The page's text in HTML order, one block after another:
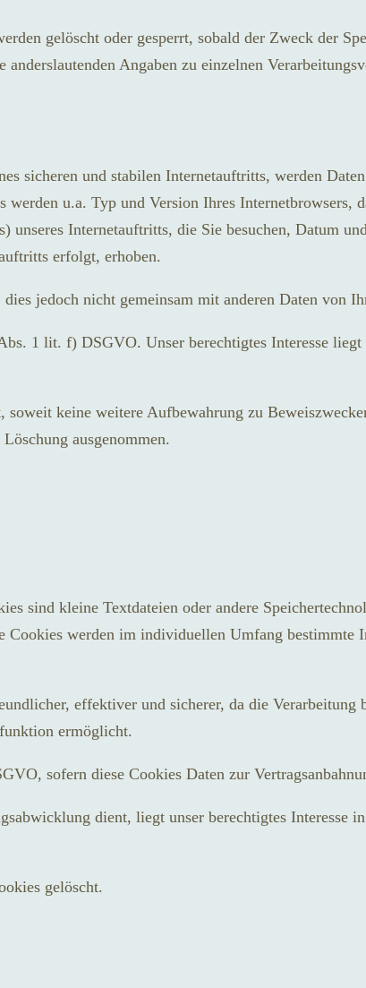
gelöscht oder gesperrt, sobald der Zweck der
Angaben zu einzelnen
sicheren und stabilen Internetauftritts, werden
u.a. Typ und Version Ihres Internetbrowsers,
unseres Internetauftritts, die Sie besuchen, Datum
erfolgt, erhoben.
jedoch nicht gemeinsam mit anderen Daten von
1 lit. f) DSGVO. Unser berechtigtes Interesse
soweit keine weitere Aufbewahrung zu
ausgenommen.
sind kleine Textdateien oder andere
Cookies werden im individuellen Umfang
effektiver und sicherer, da die Verarbeitung
ermöglicht.
sofern diese Cookies Daten zur
dient, liegt unser berechtigtes Interesse
gelöscht.